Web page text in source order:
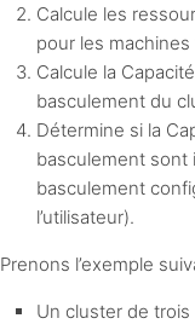
Calcule les
pour les
Calcule la
basculement du
Détermine si la
basculement sont
basculement
l’utilisateur).
Prenons l’exemple
Un cluster de trois